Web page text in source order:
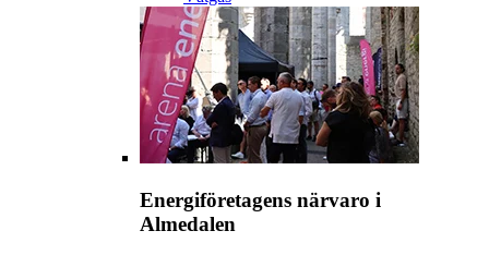
Energiföretagens närvaro i
Almedalen